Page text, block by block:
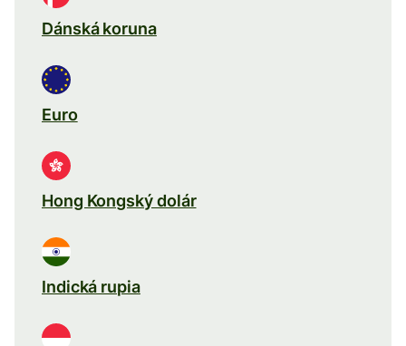
Dánská koruna
Euro
Hong Kongský dolár
Indická rupia